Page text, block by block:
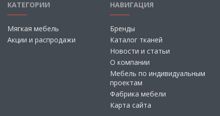
КАТЕГОРИИ
Мягкая мебель
Акции и распродажи
НАВИГАЦИЯ
Бренды
Каталог тканей
Новости и статьи
О компании
Мебель по индивидуальным
проектам
Фабрика мебели
Карта сайта